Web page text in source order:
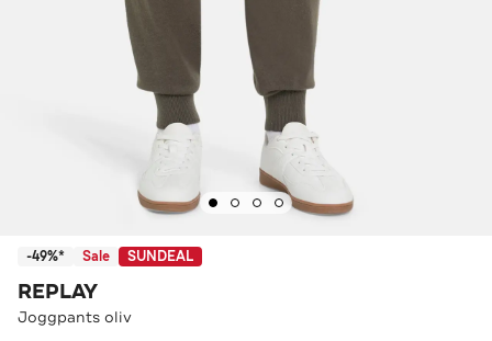
-49%* Sale SUNDEAL
REPLAY
Joggpants oliv